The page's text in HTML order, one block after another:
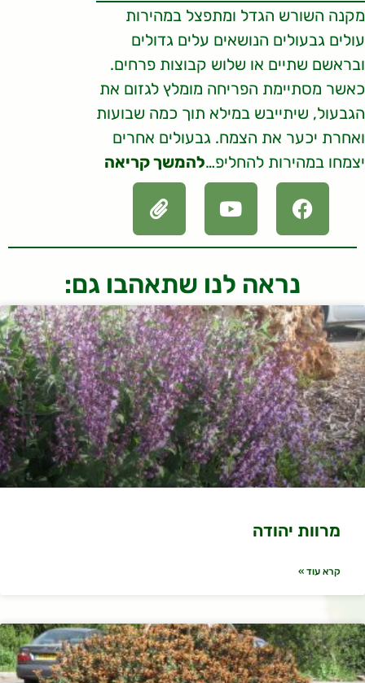
מקנה השורש הגדל ומתפצל במהירות
עולים גבעולים הנושאים עלים גדולים
ובראשם שתיים או שלוש קבוצות פרחים.
כאשר מסתיימת הפריחה מומלץ לגזום את
הגבעול, שיתייבש במילא תוך כמה שבועות
ואחרת יכער את הצמח. גבעולים אחרים
יצמחו במהירות להחליפ…להמשך קריאה
נראה לנו שתאהבו גם:
מרוות יהודה
קרא עוד »